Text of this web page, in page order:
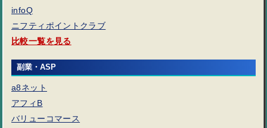
infoQ
ニフティポイントクラブ
比較一覧を見る
副業・ASP
a8ネット
アフィB
バリューコマース